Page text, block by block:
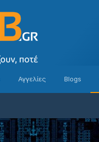
Αγγελίες Blogs